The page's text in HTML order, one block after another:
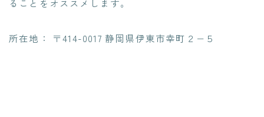
ることをオススメします。
所在地： 〒414-0017 静岡県伊東市幸町２−５